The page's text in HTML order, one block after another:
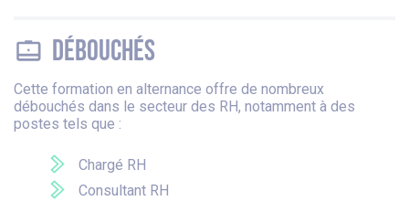
Débouchés
Cette formation en alternance offre de nombreux
débouchés dans le secteur des RH, notamment à des
postes tels que :
Chargé RH
Consultant RH